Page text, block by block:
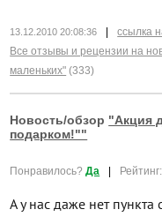
13.12.2010 20:08:36 ссылка
Все отзывы и рецензии на
маленьких" (333)
Новость/обзор "Акция
подарком!""
Понравилось?Да |
А у нас даже нет пункта